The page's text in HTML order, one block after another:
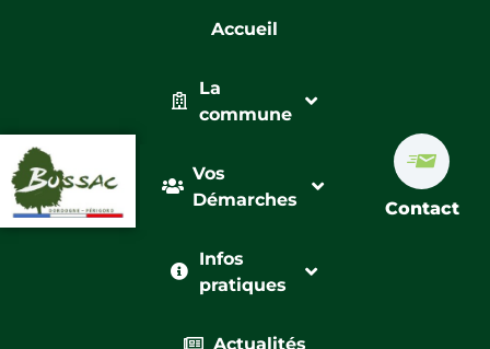
Accueil
La
commune
Vos
Démarches
Infos
pratiques
Actualités
Contact